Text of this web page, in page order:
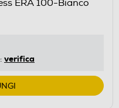
ERA 100-Bianco
verifica